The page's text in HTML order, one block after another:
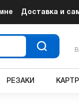
Доставка и
РЕЗАКИ